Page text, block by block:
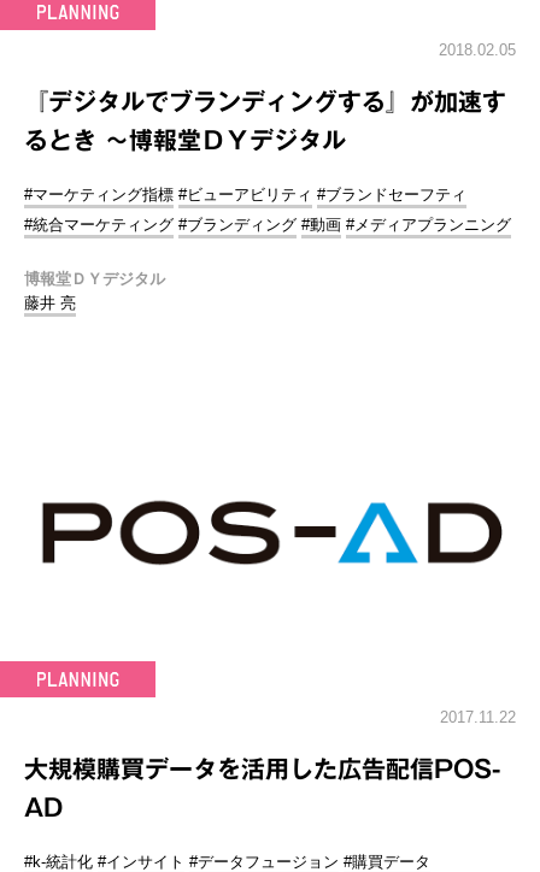
2018.02.05
『デジタルでブランディングする』が加速す
るとき ～博報堂ＤＹデジタル
#マーケティング指標 #ビューアビリティ #ブランドセーフティ
#統合マーケティング #ブランディング #動画 #メディアプランニング
博報堂ＤＹデジタル
藤井 亮
2017.11.22
大規模購買データを活用した広告配信POS-
AD
#k-統計化 #インサイト #データフュージョン #購買データ